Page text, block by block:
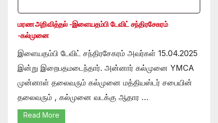
மரண அறிவித்தல் -இளையதம்பி டேவிட் சந்திரசேகரம்
-கல்முனை
இளையதம்பி டேவிட் சந்திரசேகரம் அவர்கள் 15.04.2025
இன்று இறைபதமடைந்தார். அன்னார் கல்முனை YMCA
முன்னாள் தலைவரும் கல்முனை மத்தியஸ்டர் சபையின்
தலைவரும் , கல்முனை வடக்கு ஆதார …
Read More